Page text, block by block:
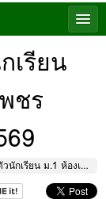
เรียน
ชร
เศษ รร.เพชรพิทยาคม ปีการศึกษา 2569